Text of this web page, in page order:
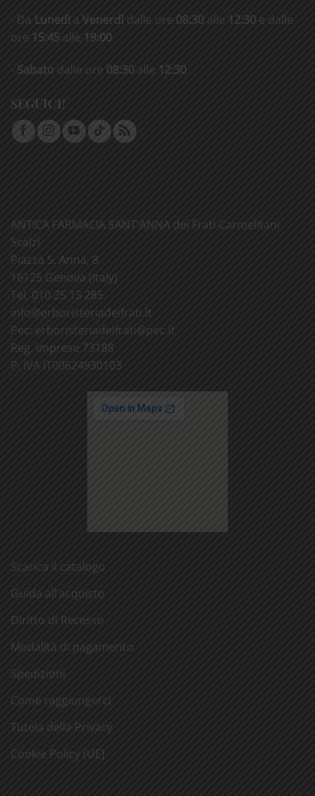
- Da Lunedì a Venerdì dalle ore 08:30 alle 12:30 e dalle
ore 15:45 alle 19:00
- Sabato dalle ore 08:30 alle 12:30
SEGUICI!
ANTICA FARMACIA SANT'ANNA dei Frati Carmelitani
Scalzi
Piazza S. Anna, 8
16125 Genova (Italy)
Tel. 010 25 13 285
info@erboristeriadeifrati.it
Pec: erboristeriadeifrati@pec.it
Reg. imprese 73188
P. IVA IT00624930103
Scarica il catalogo
Guida all’acquisto
Diritto di Recesso
Modalità di pagamento
Spedizioni
Come raggiungerci
Tutela della Privacy
Cookie Policy (UE)